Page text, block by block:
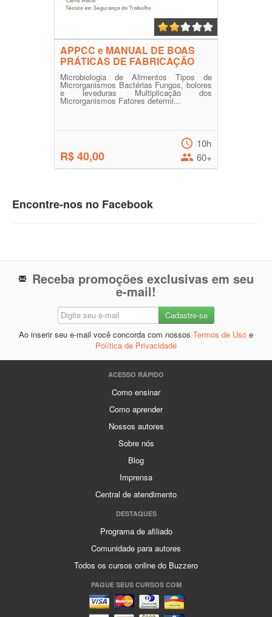
APPCC e MANUAL DE BOAS
PRÁTICAS DE FABRICAÇÃO
Microbiologia de Alimentos Tipos de
Microrganismos Bactérias Fungos, bolores
e leveduras Multiplicação dos
Microrganismos Fatores determi...
R$ 40,00
10h
60+
Encontre-nos no Facebook
Receba promoções exclusivas em seu
e-mail!
Ao inserir seu e-mail você concorda com nossos Termos de Uso e
Política de Privacidade
ACESSO RÁPIDO
Como ensinar
Como aprender
Nossos autores
Sobre nós
Blog
Imprensa
Central de atendimento
DESTAQUES
Programa de afiliado
Comunidade para autores
Todos os cursos online do Buzzero
PAGUE SEUS CURSOS COM